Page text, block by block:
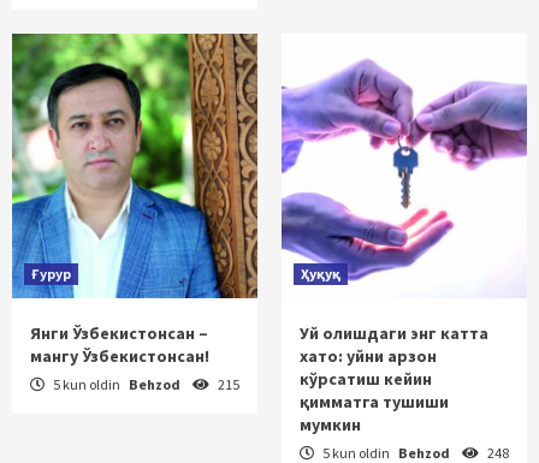
Ғурур
Янги Ўзбекистонсан –
мангу Ўзбекистонсан!
5 kun oldin Behzod 215
Ҳуқуқ
Уй олишдаги энг катта
хато: уйни арзон
кўрсатиш кейин
қимматга тушиши
мумкин
5 kun oldin Behzod 248